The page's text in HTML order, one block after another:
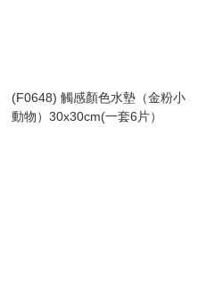
(F0648) 觸感顏色水墊（金粉小
動物）30x30cm(一套6片）